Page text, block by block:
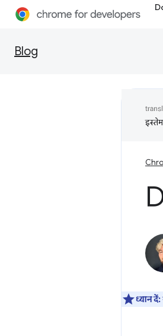
Blog
ध्यान दें: